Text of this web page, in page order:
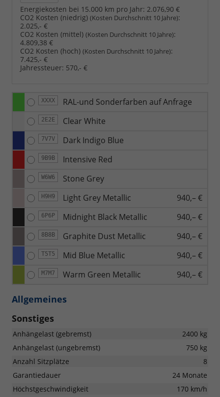
Energiekosten bei 15.000 km pro Jahr: 2.076,90 €
CO2 Kosten (niedrig) (Kosten Durchschnitt 10 Jahre):
2.025,- €
CO2 Kosten (mittel) (Kosten Durchschnitt 10 Jahre):
4.809,38 €
CO2 Kosten (hoch) (Kosten Durchschnitt 10 Jahre):
7.425,- €
Jahressteuer: 570,- €
XXXX RAL-und Sonderfarben auf Anfrage
2E2E Clear White
7V7V Dark Indigo Blue
9B9B Intensive Red
W6W6 Stone Grey
H9H9 Light Grey Metallic 940,– €
6P6P Midnight Black Metallic 940,– €
8B8B Graphite Dust Metallic 940,– €
T5T5 Mid Blue Metallic 940,– €
M7M7 Warm Green Metallic 940,– €
Allgemeines
Sonstiges
Anhängelast (gebremst)
2400 kg
Anhängelast (ungebremst)
750 kg
Anzahl Sitzplätze
8
Garantiedauer
24 Monate
Höchstgeschwindigkeit
170 km/h